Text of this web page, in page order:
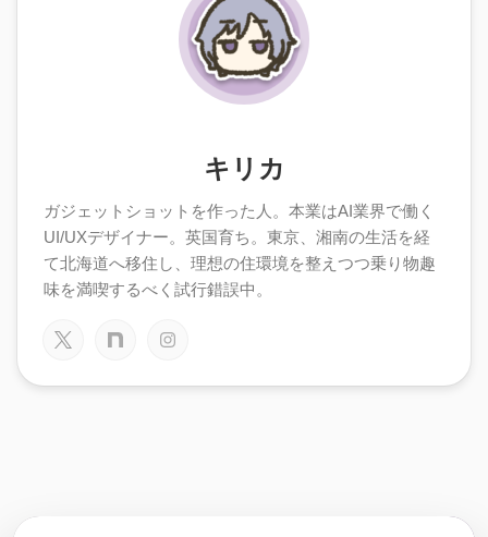
キリカ
ガジェットショットを作った人。本業はAI業界で働く
UI/UXデザイナー。英国育ち。東京、湘南の生活を経
て北海道へ移住し、理想の住環境を整えつつ乗り物趣
味を満喫するべく試行錯誤中。